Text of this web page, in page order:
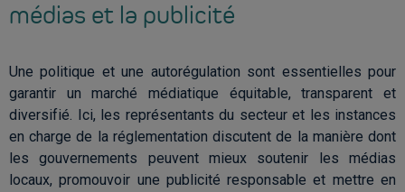
médias et la publicité
Une politique et une autorégulation sont essentielles pour
garantir un marché médiatique équitable, transparent et
diversifié. Ici, les représentants du secteur et les instances
en charge de la réglementation discutent de la manière dont
les gouvernements peuvent mieux soutenir les médias
locaux, promouvoir une publicité responsable et mettre en